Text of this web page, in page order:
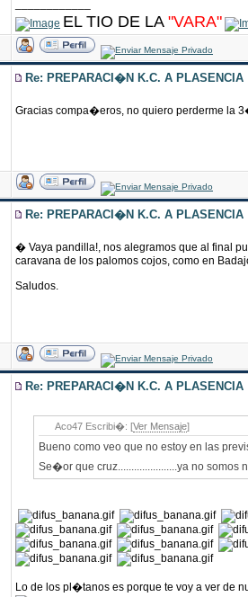
EL TIO DE LA "VARA"
Re: PREPARACI�N K.C. A PLASENCIA
Gracias compa�eros, no quiero perderme la
Re: PREPARACI�N K.C. A PLASENCIA
� Vaya pandilla!, nos alegramos que al final
caravana de los palomos cojos, como en
Saludos.
Re: PREPARACI�N K.C. A PLASENCIA
Aco47 Escribi�: [Ver Mensaje]
Bueno como veo que no estoy en las
Se�or que cruz......................ya no somos
Lo de los pl�tanos es porque te voy a ver de